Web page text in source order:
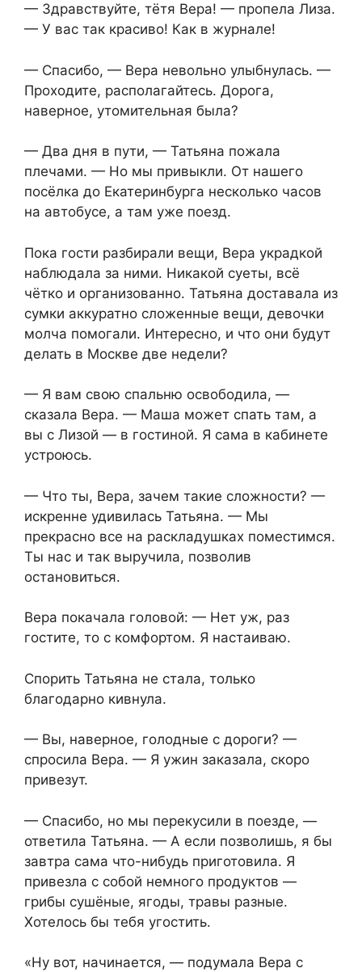
— Здравствуйте, тётя Вера! — пропела Лиза.
— У вас так красиво! Как в журнале!
— Спасибо, — Вера невольно улыбнулась. —
Проходите, располагайтесь. Дорога,
наверное, утомительная была?
— Два дня в пути, — Татьяна пожала
плечами. — Но мы привыкли. От нашего
посёлка до Екатеринбурга несколько часов
на автобусе, а там уже поезд.
Пока гости разбирали вещи, Вера украдкой
наблюдала за ними. Никакой суеты, всё
чётко и организованно. Татьяна доставала из
сумки аккуратно сложенные вещи, девочки
молча помогали. Интересно, и что они будут
делать в Москве две недели?
— Я вам свою спальню освободила, —
сказала Вера. — Маша может спать там, а
вы с Лизой — в гостиной. Я сама в кабинете
устроюсь.
— Что ты, Вера, зачем такие сложности? —
искренне удивилась Татьяна. — Мы
прекрасно все на раскладушках поместимся.
Ты нас и так выручила, позволив
остановиться.
Вера покачала головой: — Нет уж, раз
гостите, то с комфортом. Я настаиваю.
Спорить Татьяна не стала, только
благодарно кивнула.
— Вы, наверное, голодные с дороги? —
спросила Вера. — Я ужин заказала, скоро
привезут.
— Спасибо, но мы перекусили в поезде, —
ответила Татьяна. — А если позволишь, я бы
завтра сама что-нибудь приготовила. Я
привезла с собой немного продуктов —
грибы сушёные, ягоды, травы разные.
Хотелось бы тебя угостить.
«Ну вот, начинается, — подумала Вера с